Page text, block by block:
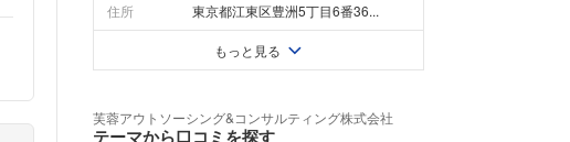
住所 東京都江東区豊洲5丁目6番36...
もっと見る
芙蓉アウトソーシング&コンサルティング株式会社
テーマから口コミを探す